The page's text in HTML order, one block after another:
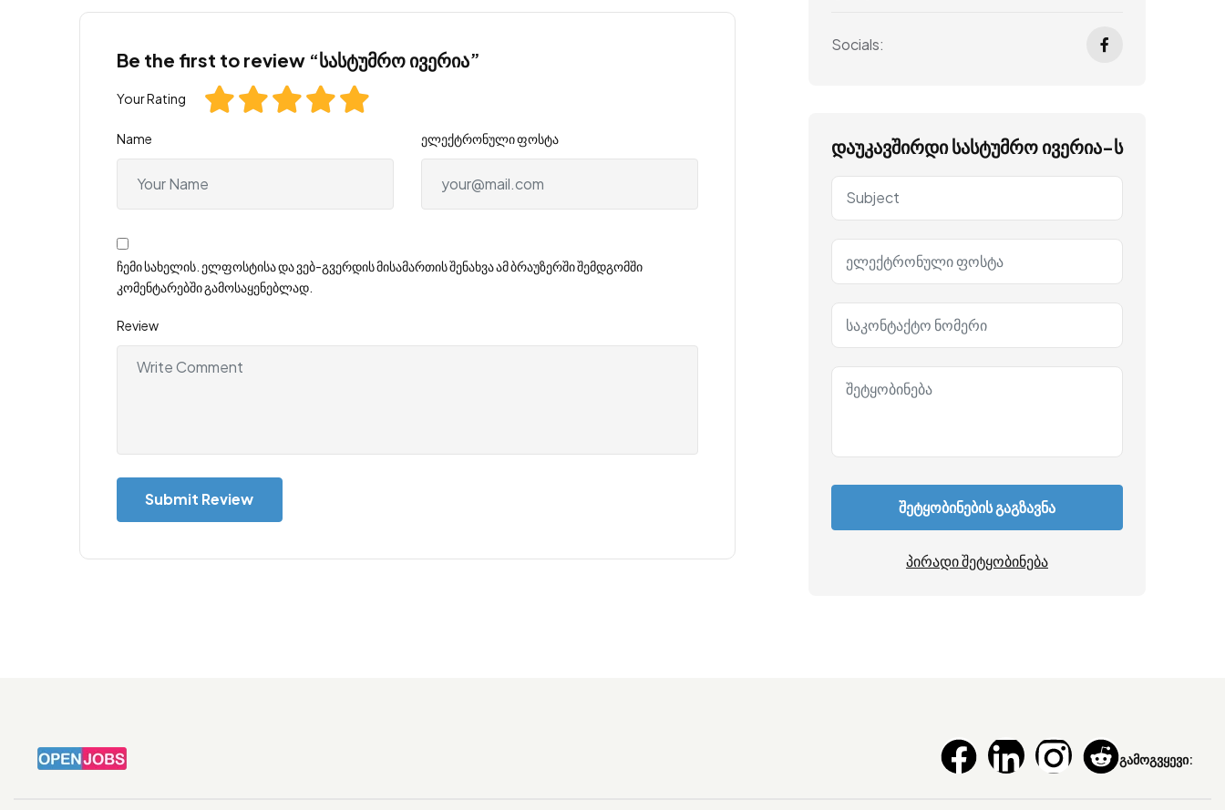
Be the first to review “სასტუმრო ივერია”
Your Rating
Name ელექტრონული ფოსტა
ჩემი სახელის. ელფოსტისა და ვებ-გვერდის მისამართის შენახვა ამ ბრაუზერში შემდგომში
კომენტარებში გამოსაყენებლად.
Review
Socials:
დაუკავშირდი სასტუმრო ივერია-ს
შეტყობინების გაგზავნა
პირადი შეტყობინება
გამოგვყევი: